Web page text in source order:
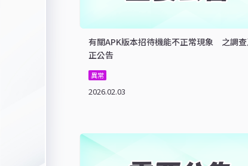
有關APK版本招待機能不正常現象 之調
正公告
異常
2026.02.03